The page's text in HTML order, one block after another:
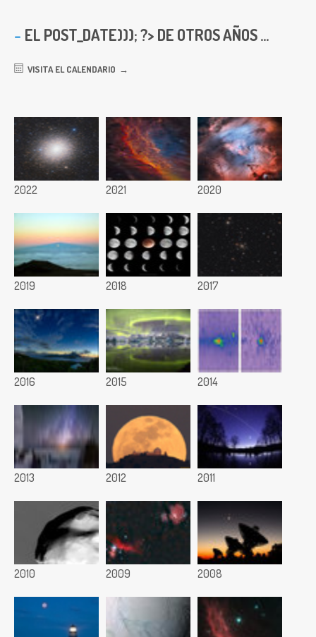
EL POST_DATE))); ?> DE OTROS AÑOS ...
VISITA EL CALENDARIO
2022 2021 2020
2019 2018 2017
2016 2015 2014
2013 2012 2011
2010 2009 2008